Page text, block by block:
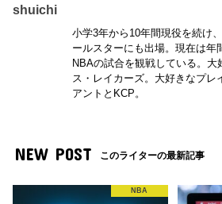
shuichi
小学3年から10年間現役を続け
ールスターにも出場。現在は年
NBAの試合を観戦している。
ス・レイカーズ。大好きなプレ
アントとKCP。
NEW POST このライターの最新記事
NBA